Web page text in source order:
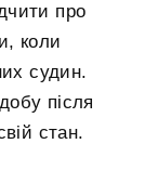
про
коли
судин.
після
стан.